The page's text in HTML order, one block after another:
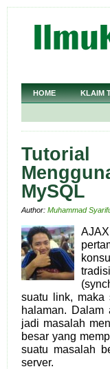
HOME KLAIM
MySQL
Author: Muhammad
suatu link, maka
halaman. Dalam
jadi masalah
besar yang
suatu masalah
server.